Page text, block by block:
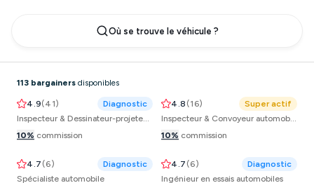
Où se trouve le véhicule ?
113 bargainers disponibles
4.9( 41)
Diagnostic
Inspecteur & Dessinateur-projeteur automobile
10% commission
4.8 ( 16)
Super actif
Inspecteur & Convoyeur automobile
10% commission
Ismail
4.7 ( 6)
Diagnostic
Spécialiste automobile
Saim
4.7 ( 6)
Diagnostic
Ingénieur en essais automobiles